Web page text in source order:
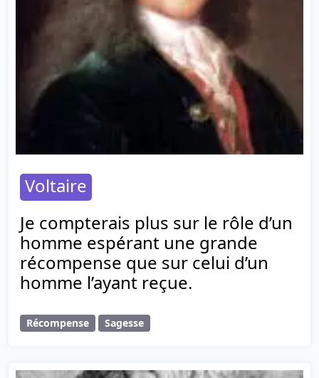
Voltaire
Je compterais plus sur le rôle d’un
homme espérant une grande
récompense que sur celui d’un
homme l’ayant reçue.
Récompense Sagesse